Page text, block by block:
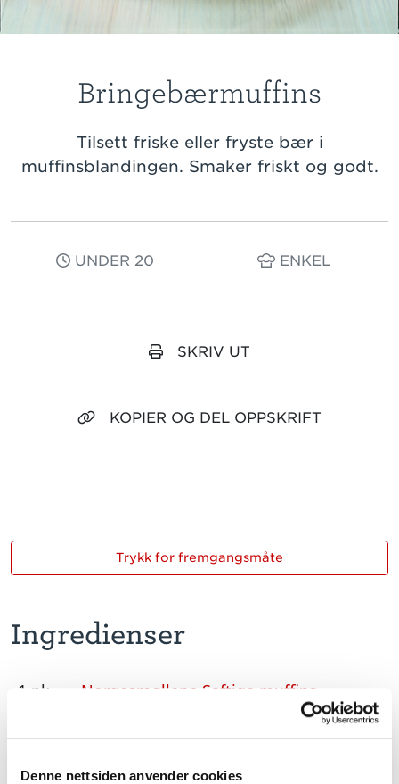
Denne nettsiden anvender cookies
Bringebærmuffins
Tilsett friske eller fryste bær i
muffinsblandingen. Smaker friskt og godt.
UNDER 20 ENKEL
SKRIV UT
KOPIER OG DEL OPPSKRIFT
Ingredienser
1 pk
Norgesmøllene Saftige muffins
1 stk
egg
Trykk for fremgangsmåte